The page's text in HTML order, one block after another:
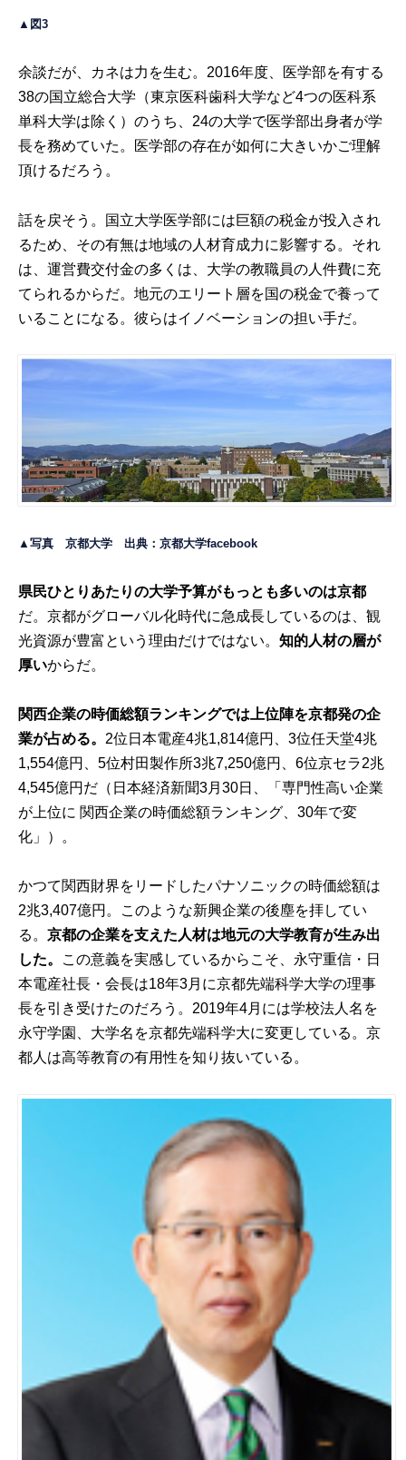
▲図3
余談だが、カネは力を生む。2016年度、医学部を有する
38の国立総合大学（東京医科歯科大学など4つの医科系
単科大学は除く）のうち、24の大学で医学部出身者が学
長を務めていた。医学部の存在が如何に大きいかご理解
頂けるだろう。
話を戻そう。国立大学医学部には巨額の税金が投入され
るため、その有無は地域の人材育成力に影響する。それ
は、運営費交付金の多くは、大学の教職員の人件費に充
てられるからだ。地元のエリート層を国の税金で養って
いることになる。彼らはイノベーションの担い手だ。
▲写真 京都大学 出典：京都大学facebook
県民ひとりあたりの大学予算がもっとも多いのは京都
だ。京都がグローバル化時代に急成長しているのは、観
光資源が豊富という理由だけではない。知的人材の層が
厚いからだ。
関西企業の時価総額ランキングでは上位陣を京都発の企
業が占める。 2位日本電産4兆1,814億円、3位任天堂4兆
1,554億円、5位村田製作所3兆7,250億円、6位京セラ2兆
4,545億円だ（日本経済新聞3月30日、「専門性高い企業
が上位に 関西企業の時価総額ランキング、30年で変
化」）。
かつて関西財界をリードしたパナソニックの時価総額は
2兆3,407億円。このような新興企業の後塵を拝してい
る。京都の企業を支えた人材は地元の大学教育が生み出
した。
この意義を実感しているからこそ、永守重信・日
本電産社長・会長は18年3月に京都先端科学大学の理事
長を引き受けたのだろう。2019年4月には学校法人名を
永守学園、大学名を京都先端科学大に変更している。京
都人は高等教育の有用性を知り抜いている。